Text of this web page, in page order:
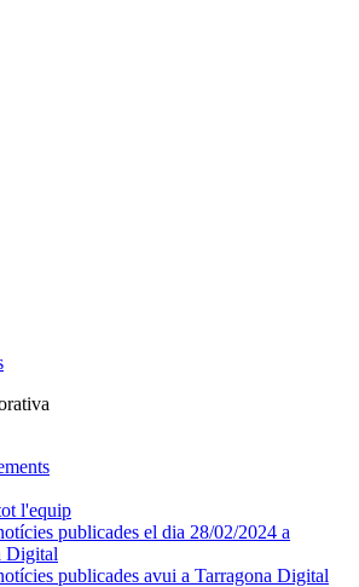
l'equip
publicades el dia 28/02/2024 a
Digital
publicades avui a Tarragona Digital